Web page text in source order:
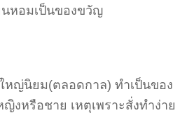
นหอมเป็นของขวัญ
หญ่นิยม(ตลอดกาล) ทำเป็นของ
งหรือชาย เหตุเพราะสั่งทำง่าย